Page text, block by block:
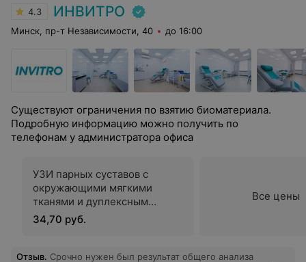
4.3 ИНВИТРО
Минск, пр-т Независимости, 40 до 16:00
Существуют ограничения по взятию биоматериала.
Подробную информацию можно получить по
телефонам у администратора офиса
УЗИ парных суставов с
окружающими мягкими
тканями и дуплексным
сканированием сосудов
34,70 руб.
Все цены
Отзыв. Срочно нужен был результат общего анализа